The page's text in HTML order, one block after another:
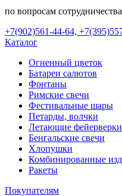
по вопросам
+7(902)561-44-64,
Каталог
Огненный цветок
Батареи салютов
Фонтаны
Римские свечи
Фестивальные шары
Петарды, волчки
Летающие фейерверки
Бенгальские свечи
Хлопушки
Комбинированные
Ракеты
Покупателям